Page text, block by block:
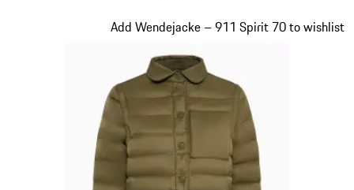
Add Wendejacke – 911 Spirit 70 to wishlist